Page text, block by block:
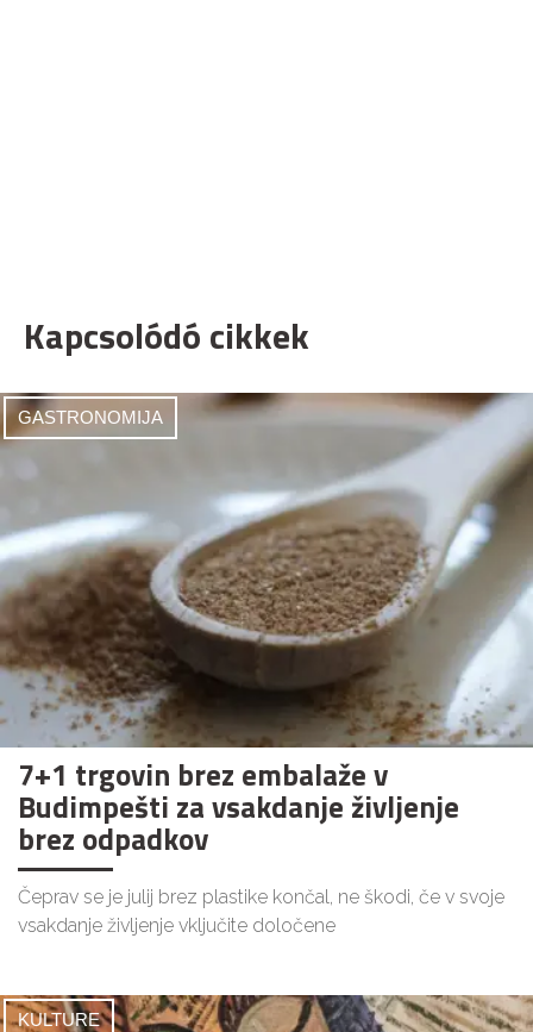
Kapcsolódó cikkek
GASTRONOMIJA
7+1 trgovin brez embalaže v
Budimpešti za vsakdanje življenje
brez odpadkov
Čeprav se je julij brez plastike končal, ne škodi, če v svoje
vsakdanje življenje vključite določene
KULTURE